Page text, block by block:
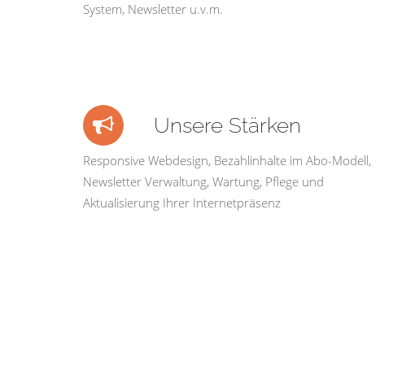
System, Newsletter u.v.m.
Unsere Stärken
Responsive Webdesign, Bezahlinhalte im Abo-Modell,
Newsletter Verwaltung, Wartung, Pflege und
Aktualisierung Ihrer Internetpräsenz